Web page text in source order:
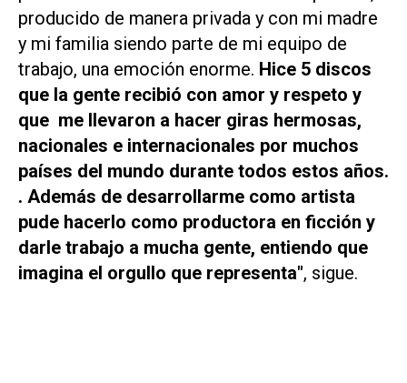
producido de manera privada y con mi madre
y mi familia siendo parte de mi equipo de
trabajo, una emoción enorme. Hice 5 discos
que la gente recibió con amor y respeto y
que me llevaron a hacer giras hermosas,
nacionales e internacionales por muchos
países del mundo durante todos estos años.
. Además de desarrollarme como artista
pude hacerlo como productora en ficción y
darle trabajo a mucha gente, entiendo que
imagina el orgullo que representa", sigue.